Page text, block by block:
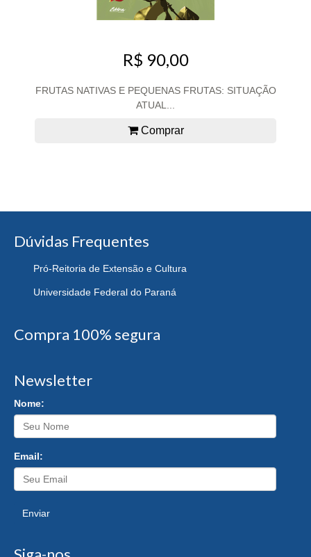
R$ 90,00
FRUTAS NATIVAS E PEQUENAS FRUTAS: SITUAÇÃO
ATUAL...
Comprar
Dúvidas Frequentes
Pró-Reitoria de Extensão e Cultura
Universidade Federal do Paraná
Compra 100% segura
Newsletter
Nome:
Email:
Enviar